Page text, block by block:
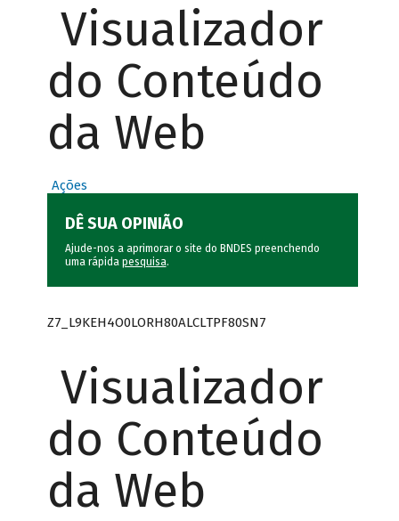
Visualizador
do Conteúdo
da Web
Ações
DÊ SUA OPINIÃO
Ajude-nos a aprimorar o site do BNDES preenchendo
uma rápida pesquisa.
Z7_L9KEH4O0LORH80ALCLTPF80SN7
Visualizador
do Conteúdo
da Web